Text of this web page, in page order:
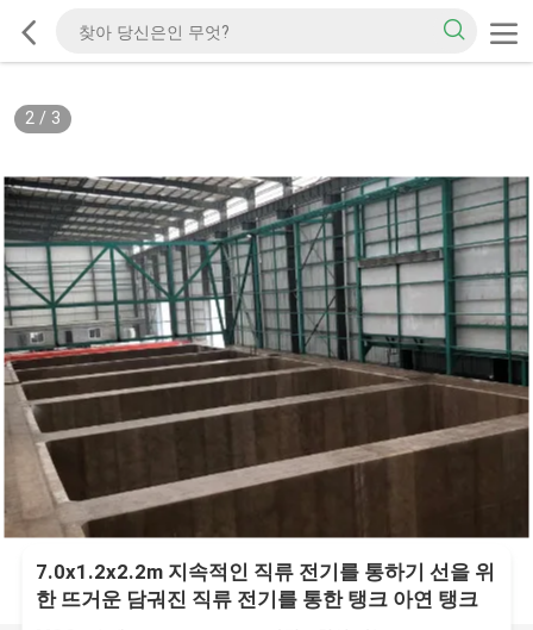
2/ 3
7.0x1.2x2.2m 지속적인 직류 전기를 통하기 선을 위
한 뜨거운 담궈진 직류 전기를 통한 탱크 아연 탱크